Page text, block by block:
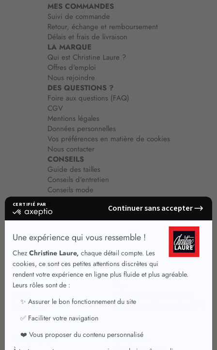
MES COMMANDES
Suivi de commande
Retour, échange et remboursement
Délais et frais de livraison
LA MARQUE
Qui est Christine Laure ?
Offres d'emploi
Nous rejoindre
DES QUESTIONS ?
Foire aux questions (FAQ)
CGV
Mentions légales
Données personnelles
Vos préférences en matière de cookies
Nous contacter
CONSEILS
Guide des tailles
Conseils d'entretien
Conseils mode
Guide vêtements
Vêtements pour femmes
Vêtements de qualité
Robes
Jupes chic
Jupes été
Chemisiers
T shirts manches courtes 3/4
Pulls et Gilets
Vestes chic